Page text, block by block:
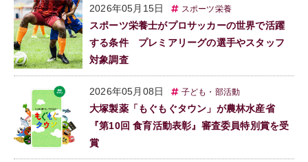
2026年05月15日 スポーツ栄養
スポーツ栄養士がプロサッカーの世界で活躍
する条件 プレミアリーグの選手やスタッフ
対象調査
2026年05月08日 子ども・部活動
大塚製薬「もぐもぐタウン」が農林水産省
『第10回 食育活動表彰』審査委員特別賞を受
賞